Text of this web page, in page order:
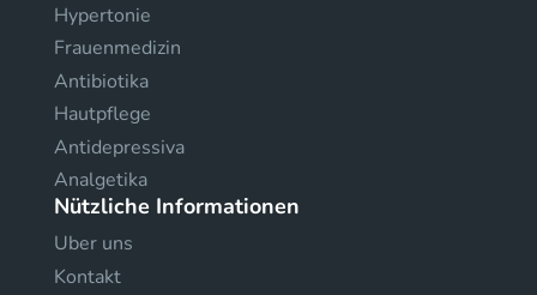
Hypertonie
Frauenmedizin
Antibiotika
Hautpflege
Antidepressiva
Analgetika
Nützliche Informationen
Uber uns
Kontakt